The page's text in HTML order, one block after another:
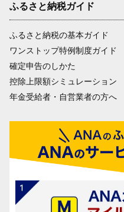
ふるさと納税ガイド
ふるさと納税の基本ガイド
ワンストップ特例制度ガイド
確定申告のしかた
控除上限額シミュレーション
年金受給者・自営業者の方へ